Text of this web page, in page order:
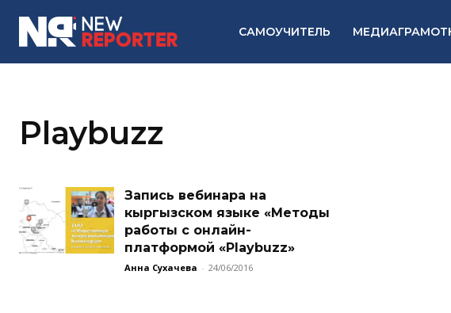
САМОУЧИТЕЛЬ
Playbuzz
Запись вебинара на
кыргызском языке «Методы
работы с онлайн-
платформой «Playbuzz»
Анна Сухачева - 24/06/2016